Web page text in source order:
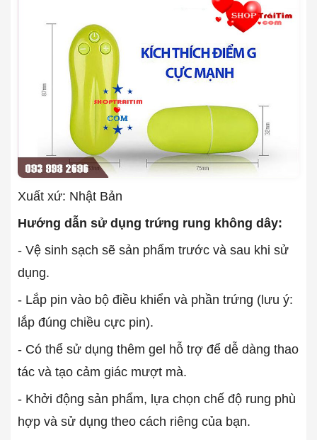
Xuất xứ: Nhật Bản
Hướng dẫn sử dụng trứng rung không dây:
- Vệ sinh sạch sẽ sản phẩm trước và sau khi sử
dụng.
- Lắp pin vào bộ điều khiển và phần trứng (lưu ý:
lắp đúng chiều cực pin).
- Có thể sử dụng thêm gel hỗ trợ để dễ dàng thao
tác và tạo cảm giác mượt mà.
- Khởi động sản phẩm, lựa chọn chế độ rung phù
hợp và sử dụng theo cách riêng của bạn.